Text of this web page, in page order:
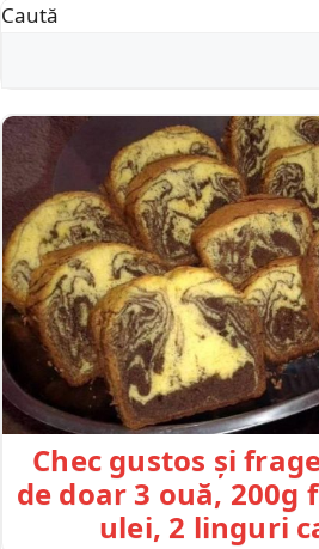
Caută
Chec gustos și
de doar 3 ouă,
ulei, 2 linguri